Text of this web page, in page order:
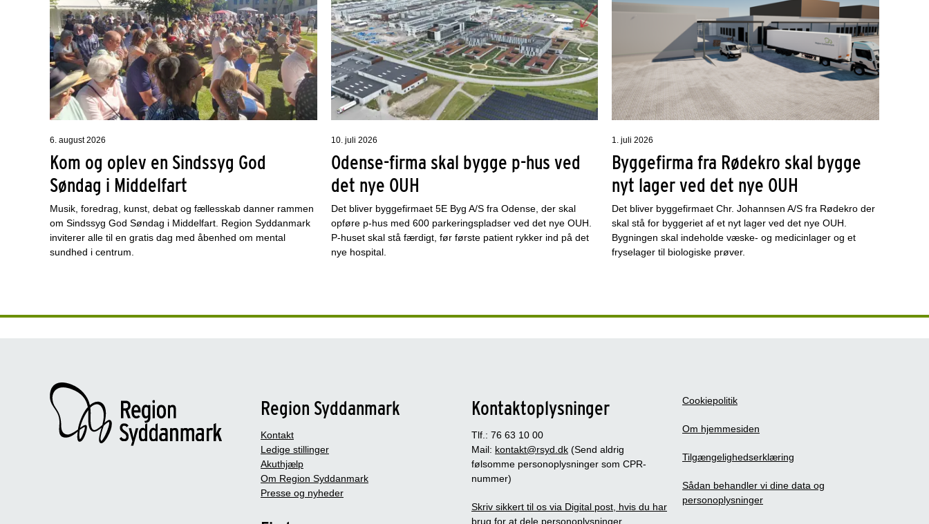
6. august 2026
Kom og oplev en Sindssyg God
Søndag i Middelfart
Musik, foredrag, kunst, debat og fællesskab danner rammen
om Sindssyg God Søndag i Middelfart. Region Syddanmark
inviterer alle til en gratis dag med åbenhed om mental
sundhed i centrum.
10. juli 2026
Odense-firma skal bygge p-hus ved
det nye OUH
Det bliver byggefirmaet 5E Byg A/S fra Odense, der skal
opføre p-hus med 600 parkeringspladser ved det nye OUH.
P-huset skal stå færdigt, før første patient rykker ind på det
nye hospital.
1. juli 2026
Byggefirma fra Rødekro skal bygge
nyt lager ved det nye OUH
Det bliver byggefirmaet Chr. Johannsen A/S fra Rødekro der
skal stå for byggeriet af et nyt lager ved det nye OUH.
Bygningen skal indeholde væske- og medicinlager og et
fryselager til biologiske prøver.
Region Syddanmark
Kontakt
Ledige stillinger
Akuthjælp
Om Region Syddanmark
Presse og nyheder
Kontaktoplysninger
Tlf.: 76 63 10 00
Mail: kontakt@rsyd.dk (Send aldrig
følsomme personoplysninger som CPR-
nummer)
Skriv sikkert til os via Digital post, hvis du har
brug for at dele personoplysninger.
Cookiepolitik
Om hjemmesiden
Tilgængelighedserklæring
Sådan behandler vi dine data og
personoplysninger